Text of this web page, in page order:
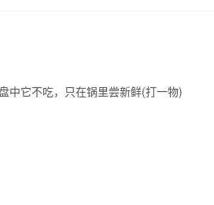
中它不吃，只在锅里尝新鲜(打一物)